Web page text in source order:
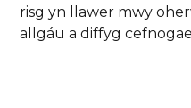
risg yn llawer mwy
allgáu a diffyg